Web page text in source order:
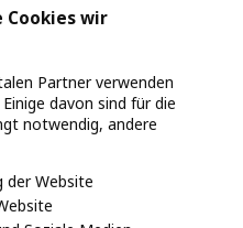
© Inter IKEA Systems B.V.
Verantwortungsvolle Offenlegung
Cookies wir
Partner verwenden
davon sind für die
notwendig, andere
der Website